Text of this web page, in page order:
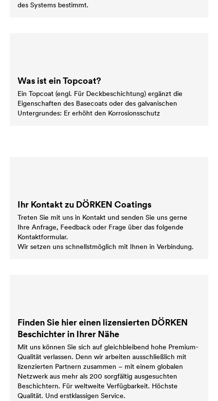
des Systems bestimmt.
Was ist ein Topcoat?
Ein Topcoat (engl. Für Deckbeschichtung) ergänzt die
Eigenschaften des Basecoats oder des galvanischen
Untergrundes: Er erhöht den Korrosionsschutz
Ihr Kontakt zu DÖRKEN Coatings
Treten Sie mit uns in Kontakt und senden Sie uns gerne
Ihre Anfrage, Feedback oder Frage über das folgende
Kontaktformular.
Wir setzen uns schnellstmöglich mit Ihnen in Verbindung.
Finden Sie hier einen lizensierten DÖRKEN
Beschichter in Ihrer Nähe
Mit uns können Sie sich auf gleichbleibend hohe Premium-
Qualität verlassen. Denn wir arbeiten ausschließlich mit
lizenzierten Partnern zusammen – mit einem globalen
Netzwerk aus mehr als 200 sorgfältig ausgesuchten
Beschichtern. Für weltweite Verfügbarkeit. Höchste
Qualität. Und erstklassigen Service.